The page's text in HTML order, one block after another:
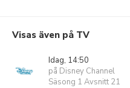
Visas även på TV
Idag, 14:50
på Disney Channel
Säsong 1 Avsnitt 21